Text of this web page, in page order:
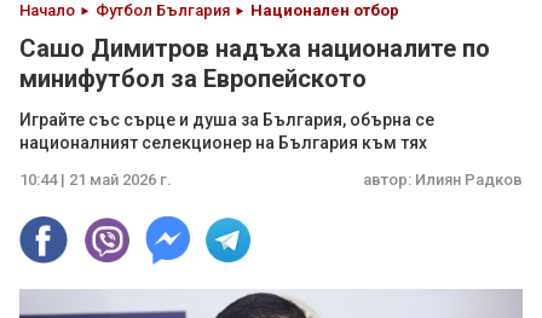
Начало Футбол България Национален отбор
Сашо Димитров надъха националите по
минифутбол за Европейското
Играйте със сърце и душа за България, обърна се
националният селекционер на България към тях
10:44 | 21 май 2026 г. автор: Илиян Радков